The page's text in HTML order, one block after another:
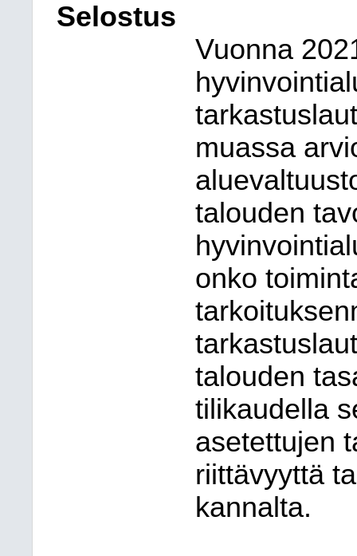
Selostus
Vuonna
muassa
talouden
onko
talouden
tilikaudella
asetettujen
riittävyyttä
kannalta.